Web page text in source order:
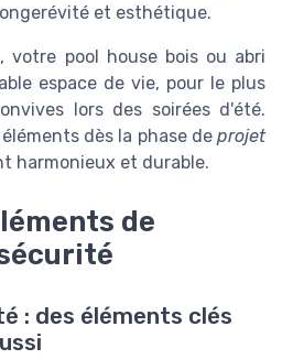
et esthétique.
votre pool house bois ou abri
espace de vie, pour le plus
lors des soirées d'été.
dès la phase de projet
harmonieux et durable.
de
: des éléments clés